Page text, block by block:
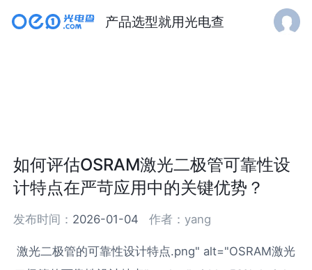
产品选型就用光电查
如何评估OSRAM激光二极管可靠性设
计特点在严苛应用中的关键优势？
发布时间： 2026-01-04 作者：yang
激光二极管的可靠性设计特点.png" alt="OSRAM激光